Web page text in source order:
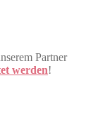
Partner
werden!